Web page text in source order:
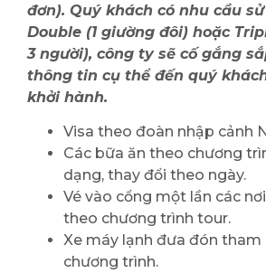
đơn). Quý khách có nhu cầu
Double (1 giường đôi) hoặc
3 người), công ty sẽ cố gắng
thông tin cụ thể đến quý
khởi hành.
Visa theo đoàn nhập cảnh
Các bữa ăn theo chương
dạng, thay đổi theo ngày.
Vé vào cổng một lần các
theo chương trình tour.
Xe máy lạnh đưa đón tham
chương trình.